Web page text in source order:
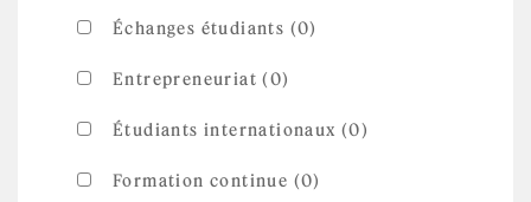
Échanges étudiants (0)
Entrepreneuriat (0)
Étudiants internationaux (0)
Formation continue (0)